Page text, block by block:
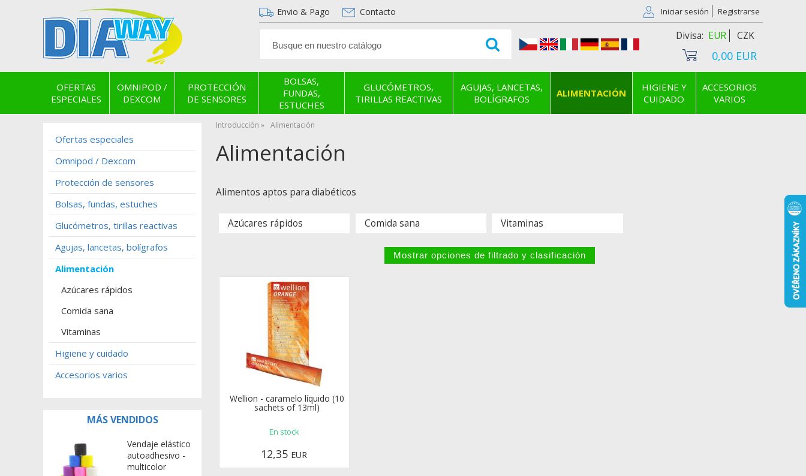
EUR CZK
Iniciar sesión Registrarse
Envio & Pago Contacto
0,00 EUR
OFERTAS
ESPECIALES
OMNIPOD /
DEXCOM
PROTECCIÓN
DE SENSORES
BOLSAS,
FUNDAS,
ESTUCHES
GLUCÓMETROS,
TIRILLAS REACTIVAS
AGUJAS, LANCETAS,
BOLÍGRAFOS
ALIMENTACIÓN
HIGIENE Y
CUIDADO
ACCESORIOS
VARIOS
Introducción Alimentación
Alimentación
Alimentos aptos para diabéticos
Azúcares rápidos Comida sana Vitaminas
Wellion - caramelo líquido (10
sachets of 13ml)
En stock
12,35 EUR
Ofertas especiales
Omnipod / Dexcom
Protección de sensores
Bolsas, fundas, estuches
Glucómetros, tirillas reactivas
Agujas, lancetas, bolígrafos
Alimentación
Azúcares rápidos
Comida sana
Vitaminas
Higiene y cuidado
Accesorios varios
MÁS VENDIDOS
Vendaje elástico
autoadhesivo -
multicolor